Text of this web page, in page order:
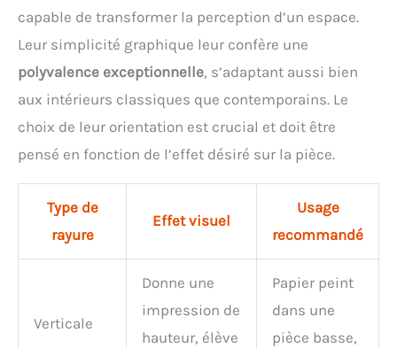
capable de transformer la perception d’un espace.
Leur simplicité graphique leur confère une
polyvalence exceptionnelle, s’adaptant aussi bien
aux intérieurs classiques que contemporains. Le
choix de leur orientation est crucial et doit être
pensé en fonction de l’effet désiré sur la pièce.
Type de
rayure
Effet visuel
Usage
recommandé
Verticale
Donne une
impression de
hauteur, élève
Papier peint
dans une
pièce basse,